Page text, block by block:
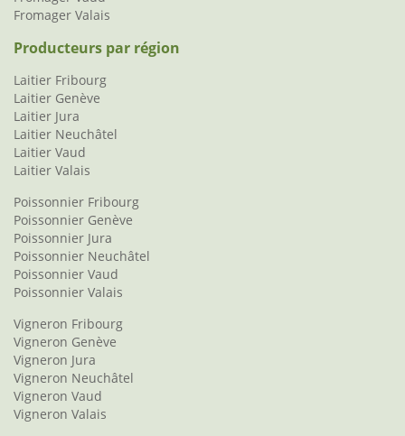
Fromager Valais
Producteurs par région
Laitier Fribourg
Laitier Genève
Laitier Jura
Laitier Neuchâtel
Laitier Vaud
Laitier Valais
Poissonnier Fribourg
Poissonnier Genève
Poissonnier Jura
Poissonnier Neuchâtel
Poissonnier Vaud
Poissonnier Valais
Vigneron Fribourg
Vigneron Genève
Vigneron Jura
Vigneron Neuchâtel
Vigneron Vaud
Vigneron Valais